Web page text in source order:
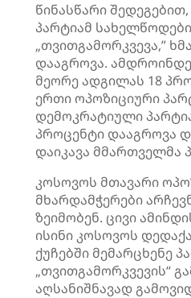
წინასწარი
პარტიამ
„თვითგამორკვევა,”
დააგროვა.
მეორე ადგილას 18
ერთი ოპოზიციური
დემოკრატიული
პროცენტი დააგროვა
დაიკავა მმართველმა
კოსოვოს მთავარი
მხარდამჭერები
ზეიმობენ. ცივი
ისინი კოსოვოს
ქუჩებში მემარცხენე
„თვითგამორკვევის“
აღსანიშნავად